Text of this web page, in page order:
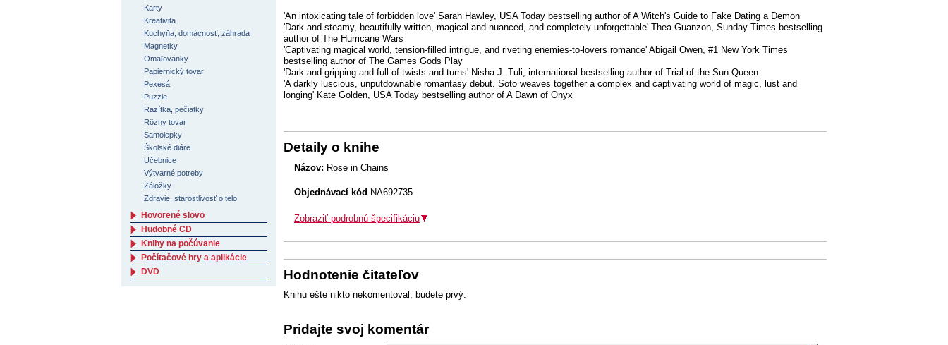
'An intoxicating tale of forbidden love' Sarah Hawley, USA Today bestselling author of A Witch's Guide to Fake Dating a Demon
'Dark and steamy, beautifully written, magical and nuanced, and completely unforgettable' Thea Guanzon, Sunday Times bestselling
author of The Hurricane Wars
'Captivating magical world, tension-filled intrigue, and riveting enemies-to-lovers romance' Abigail Owen, #1 New York Times
bestselling author of The Games Gods Play
'Dark and gripping and full of twists and turns' Nisha J. Tuli, international bestselling author of Trial of the Sun Queen
'A darkly luscious, unputdownable romantasy debut. Soto weaves together a complex and captivating world of magic, lust and
longing' Kate Golden, USA Today bestselling author of A Dawn of Onyx
Detaily o knihe
Názov: Rose in Chains
Objednávací kód NA692735
Zobraziť podrobnú špecifikáciu
Hodnotenie čitateľov
Knihu ešte nikto nekomentoval, budete prvý.
Pridajte svoj komentár
Karty
Kreativita
Kuchyňa, domácnosť, záhrada
Magnetky
Omaľovánky
Papiernický tovar
Pexesá
Puzzle
Razítka, pečiatky
Rôzny tovar
Samolepky
Školské diáre
Učebnice
Výtvarné potreby
Záložky
Zdravie, starostlivosť o telo
Hovorené slovo
Hudobné CD
Knihy na počúvanie
Počítačové hry a aplikácie
DVD